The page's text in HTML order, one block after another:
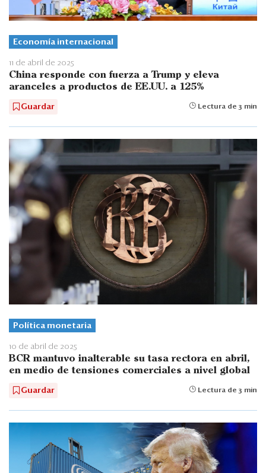
Economía internacional
11 de abril de 2025
China responde con fuerza a Trump y eleva
aranceles a productos de EE.UU. a 125%
Guardar Lectura de 3 min
Política monetaria
10 de abril de 2025
BCR mantuvo inalterable su tasa rectora en abril,
en medio de tensiones comerciales a nivel global
Guardar Lectura de 3 min